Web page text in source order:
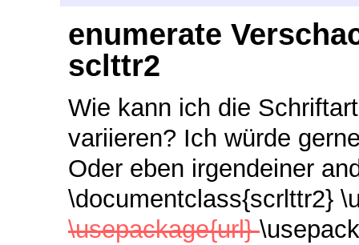
enumerate
sclttr2
Wie kann ich die
variieren? Ich würde
Oder eben irgendeiner
\documentclass{scrlttr2}
\usepackage{url}